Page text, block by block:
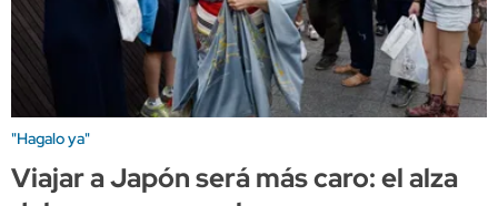
"Hagalo ya"
Viajar a Japón será más caro: el alza